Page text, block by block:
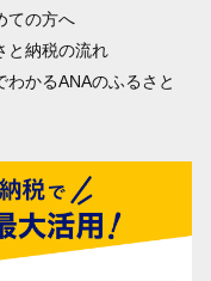
ての方へ
と納税の流れ
わかるANAのふるさと